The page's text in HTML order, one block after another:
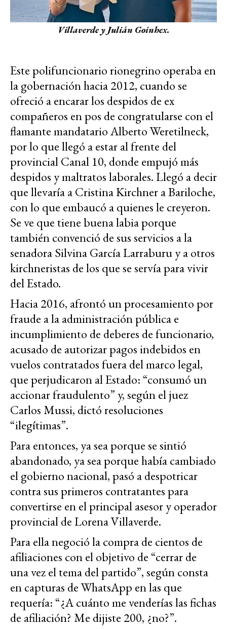
Villaverde y Julián Goinhex.
Este polifuncionario rionegrino operaba en
la gobernación hacia 2012, cuando se
ofreció a encarar los despidos de ex
compañeros en pos de congratularse con el
flamante mandatario Alberto Weretilneck,
por lo que llegó a estar al frente del
provincial Canal 10, donde empujó más
despidos y maltratos laborales. Llegó a decir
que llevaría a Cristina Kirchner a Bariloche,
con lo que embaucó a quienes le creyeron.
Se ve que tiene buena labia porque
también convenció de sus servicios a la
senadora Silvina García Larraburu y a otros
kirchneristas de los que se servía para vivir
del Estado.
Hacia 2016, afrontó un procesamiento por
fraude a la administración pública e
incumplimiento de deberes de funcionario,
acusado de autorizar pagos indebidos en
vuelos contratados fuera del marco legal,
que perjudicaron al Estado: “consumó un
accionar fraudulento” y, según el juez
Carlos Mussi, dictó resoluciones
“ilegítimas”.
Para entonces, ya sea porque se sintió
abandonado, ya sea porque había cambiado
el gobierno nacional, pasó a despotricar
contra sus primeros contratantes para
convertirse en el principal asesor y operador
provincial de Lorena Villaverde.
Para ella negoció la compra de cientos de
afiliaciones con el objetivo de “cerrar de
una vez el tema del partido”, según consta
en capturas de WhatsApp en las que
requería:“¿A cuánto me venderías las fichas
de afiliación? Me dijiste 200, ¿no?”.